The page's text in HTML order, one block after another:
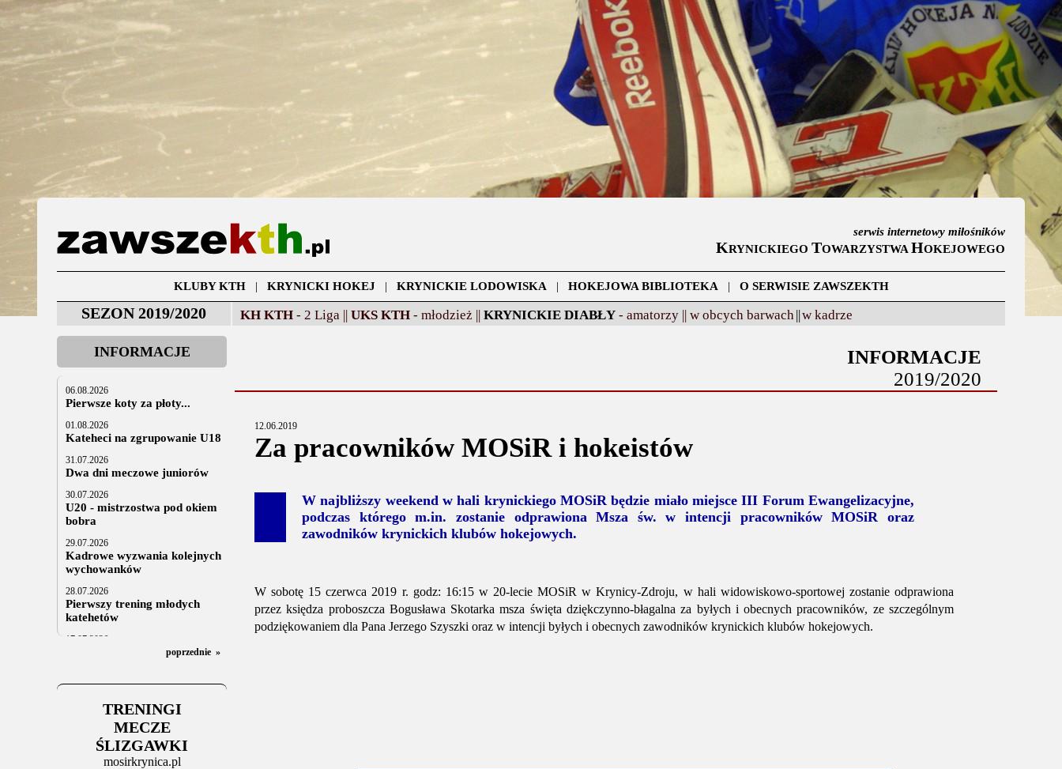
serwis internetowy miłośników
KRYNICKIEGO TOWARZYSTWA HOKEJOWEGO
KLUBY KTH| KRYNICKI HOKEJ | KRYNICKIE LODOWISKA | HOKEJOWA BIBLIOTEKA | O SERWISIE ZAWSZEKTH
SEZON 2019/2020 KH KTH - 2 Liga || UKS KTH - młodzież || KRYNICKIE DIABŁY - amatorzy || w obcych barwach||w kadrze
INFORMACJE
06.08.2026
Pierwsze koty za płoty...
01.08.2026
Kateheci na zgrupowanie U18
31.07.2026
Dwa dni meczowe juniorów
30.07.2026
U20 - mistrzostwa pod okiem
bobra
29.07.2026
Kadrowe wyzwania kolejnych
wychowanków
28.07.2026
Pierwszy trening młodych
katehetów
17.07.2026
U20: z kraju i z zagranicy
Za trzy tygodnie na lód
06.07.2025
Stowarzyszenie po Walnym
poprzednie »
TRENINGI
MECZE
ŚLIZGAWKI
mosirkrynica.pl
INFORMACJE
2019/2020
12.06.2019
Za pracowników MOSiR i hokeistów
W najbliższy weekend w hali krynickiego MOSiR będzie miało miejsce III Forum Ewangelizacyjne,
podczas którego m.in. zostanie odprawiona Msza św. w intencji pracowników MOSiR oraz
zawodników krynickich klubów hokejowych.
W sobotę 15 czerwca 2019 r. godz: 16:15 w 20-lecie MOSiR w Krynicy-Zdroju, w hali widowiskowo-sportowej zostanie odprawiona
przez księdza proboszcza Bogusława Skotarka msza święta dziękczynno-błagalna za byłych i obecnych pracowników, ze szczególnym
podziękowaniem dla Pana Jerzego Szyszki oraz w intencji byłych i obecnych zawodników krynickich klubów hokejowych.